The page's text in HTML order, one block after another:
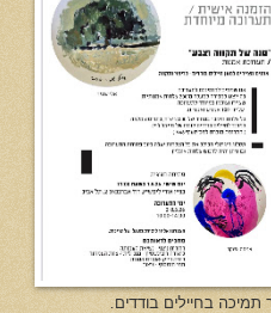
תמיכה בחיילים בודדים.